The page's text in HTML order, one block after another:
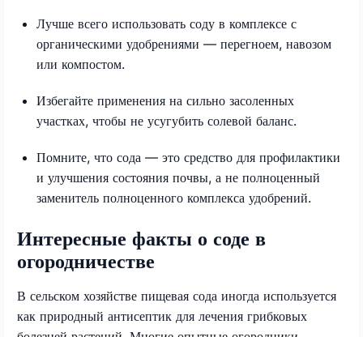
Лучше всего использовать соду в комплексе с
органическими удобрениями — перегноем, навозом
или компостом.
Избегайте применения на сильно засоленных
участках, чтобы не усугубить солевой баланс.
Помните, что сода — это средство для профилактики
и улучшения состояния почвы, а не полноценный
заменитель полноценного комплекса удобрений.
Интересные факты о соде в
огородничестве
В сельском хозяйстве пищевая сода иногда используется
как природный антисептик для лечения грибковых